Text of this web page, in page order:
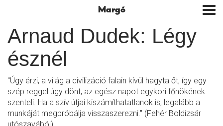
Margó
Arnaud Dudek: Légy
észnél
"Úgy érzi, a világ a civilizáció falain kívül hagyta őt, így egy
szép reggel úgy dönt, az egész napot egykori főnökének
szenteli. Ha a szív útjai kiszámíthatatlanok is, legalább a
munkáját megpróbálja visszaszerezni." (Fehér Boldizsár